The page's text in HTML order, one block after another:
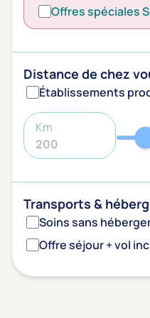
Offres spéciales
Distance de chez
Établissements
Km
Transports &
Soins sans
Offre séjour + vol